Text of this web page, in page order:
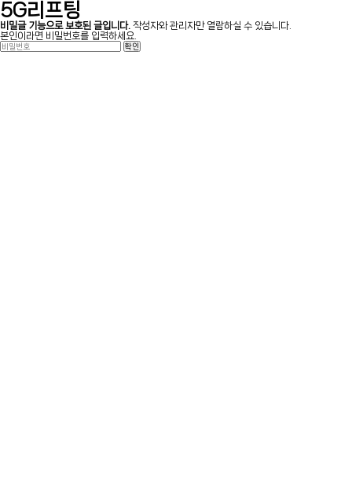
5G리프팅
비밀글 기능으로 보호된 글입니다. 작성자와 관리자만 열람하실 수 있습니다.
본인이라면 비밀번호를 입력하세요.